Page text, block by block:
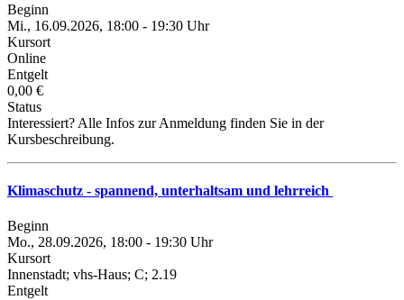
Beginn
Mi., 16.09.2026, 18:00 - 19:30 Uhr
Kursort
Online
Entgelt
0,00 €
Status
Interessiert? Alle Infos zur Anmeldung finden Sie in der
Kursbeschreibung.
Klimaschutz - spannend, unterhaltsam und lehrreich
Beginn
Mo., 28.09.2026, 18:00 - 19:30 Uhr
Kursort
Innenstadt; vhs-Haus; C; 2.19
Entgelt